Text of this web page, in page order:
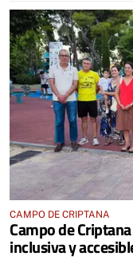
CAMPO DE CRIPTANA
Campo de
inclusiva y